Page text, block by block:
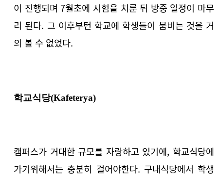
이 진행되며 7월초에 시험을 치룬 뒤 방중 일정이 마무
리 된다. 그 이후부턴 학교에 학생들이 붐비는 것을 거
의 볼 수 없었다.
학교식당(Kafeterya)
캠퍼스가 거대한 규모를 자랑하고 있기에, 학교식당에
가기위해서는 충분히 걸어야한다. 구내식당에서 학생